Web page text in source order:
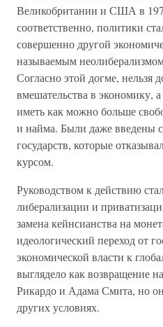
Великобритании и США в
соответственно, политики
совершенно другой
называемым
Согласно этой догме, нельзя
вмешательства в экономику,
иметь как можно больше
и найма. Были даже введены
государств, которые
курсом.
Руководством к действию
либерализации и
замена кейнсианства на
идеологический переход от
экономической власти к
выглядело как возвращение
Рикардо и Адама Смита, но
других условиях.